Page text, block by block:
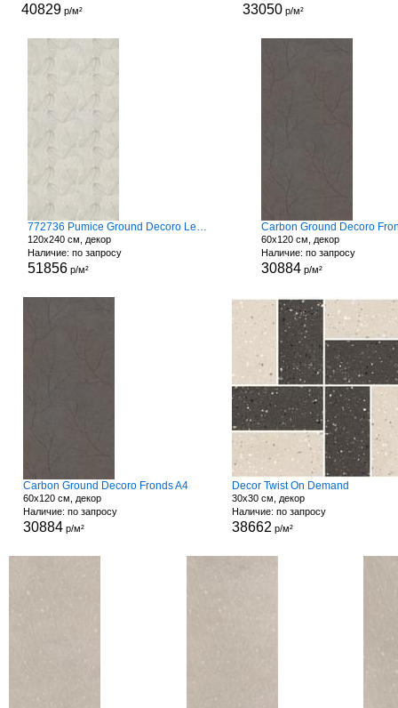
40829р/м² 33050р/м²
772736 Pumice Ground Decoro Leaves
120x240 см, декор
Наличие: по запросу
51856р/м²
Carbon Ground Decoro
60x120 см, декор
Наличие: по запросу
30884 р/м²
Carbon Ground Decoro Fronds A4
60x120 см, декор
Наличие: по запросу
30884 р/м²
Decor Twist On Demand
30x30 см, декор
Наличие: по запросу
38662 р/м²